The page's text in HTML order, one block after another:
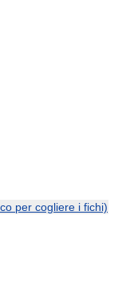
per cogliere i fichi)